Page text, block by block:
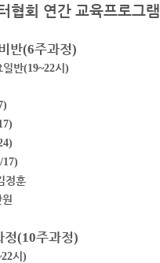
협회 연간 교육프로그램
반(6주과정)
일반(19~22시 )
17)
정훈
정(10주과정)
시 )